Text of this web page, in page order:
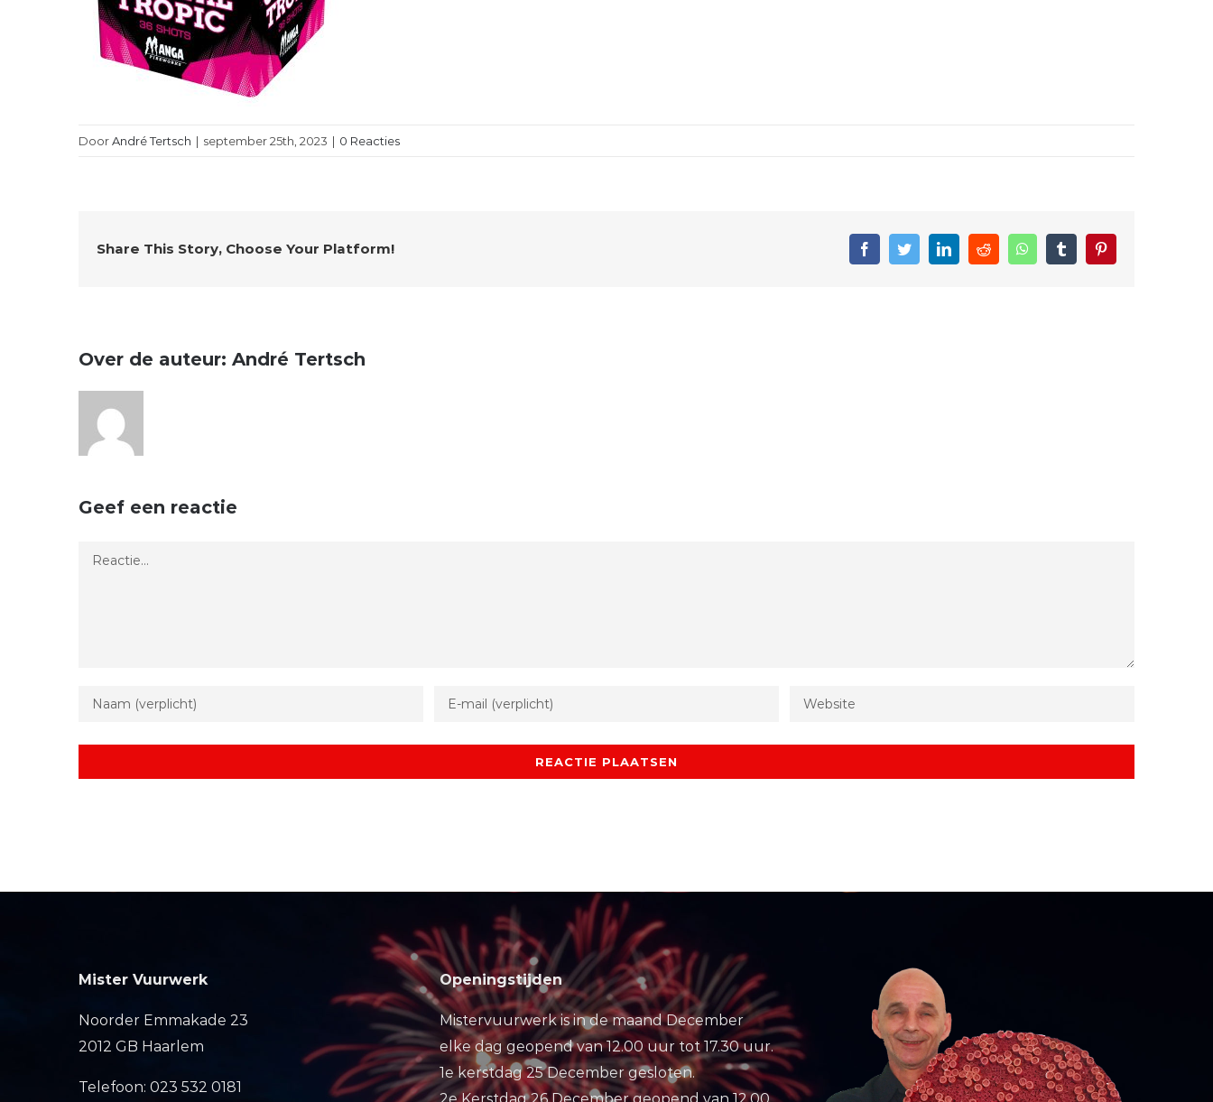
DoorAndré Tertsch | september 25th, 2023 | 0 Reacties
Share This Story, Choose Your Platform! FacebookTwitterLinkedInReddit WhatsAppTumblr
Over de auteur: André Tertsch
Geef een reactie
Mister Vuurwerk
Noorder Emmakade 23
2012 GB Haarlem
Telefoon: 023 532 0181
Openingstijden
Mistervuurwerk is in de maand December
elke dag geopend van 12.00 uur tot 17.30 uur.
1e kerstdag 25 December gesloten.